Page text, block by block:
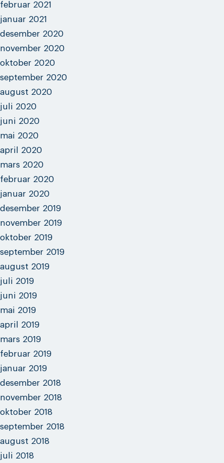
februar 2021
januar 2021
desember 2020
november 2020
oktober 2020
september 2020
august 2020
juli 2020
juni 2020
mai 2020
april 2020
mars 2020
februar 2020
januar 2020
desember 2019
november 2019
oktober 2019
september 2019
august 2019
juli 2019
juni 2019
mai 2019
april 2019
mars 2019
februar 2019
januar 2019
desember 2018
november 2018
oktober 2018
september 2018
august 2018
juli 2018